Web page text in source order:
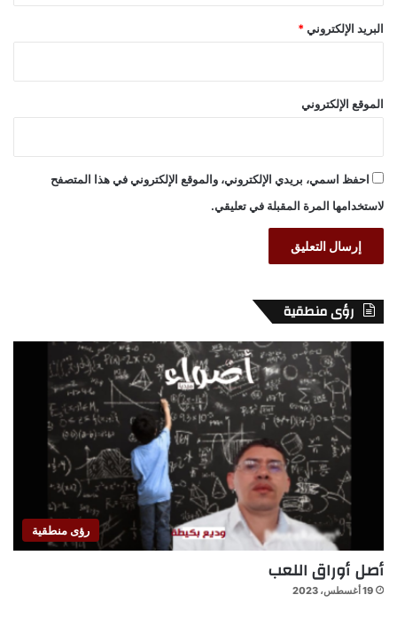
البريد الإلكتروني *
الموقع الإلكتروني
احفظ اسمي، بريدي الإلكتروني، والموقع الإلكتروني في هذا المتصفح
لاستخدامها المرة المقبلة في تعليقي.
رؤى منطقية
رؤى منطقية
أصل أوراق اللعب
19 أغسطس، 2023